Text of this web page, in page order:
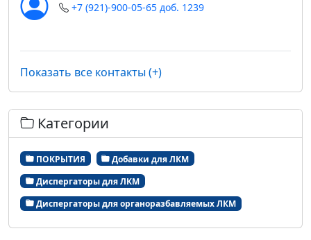
+7 (921)-900-05-65 доб. 1239
Показать все контакты (+)
Категории
ПОКРЫТИЯ
Добавки для ЛКМ
Диспергаторы для ЛКМ
Диспергаторы для органоразбавляемых ЛКМ